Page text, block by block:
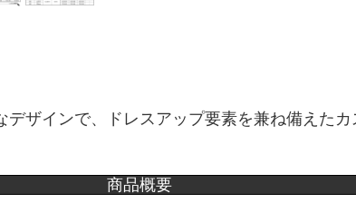
ザインで、ドレスアップ要素を兼ね備えたカ
商品概要